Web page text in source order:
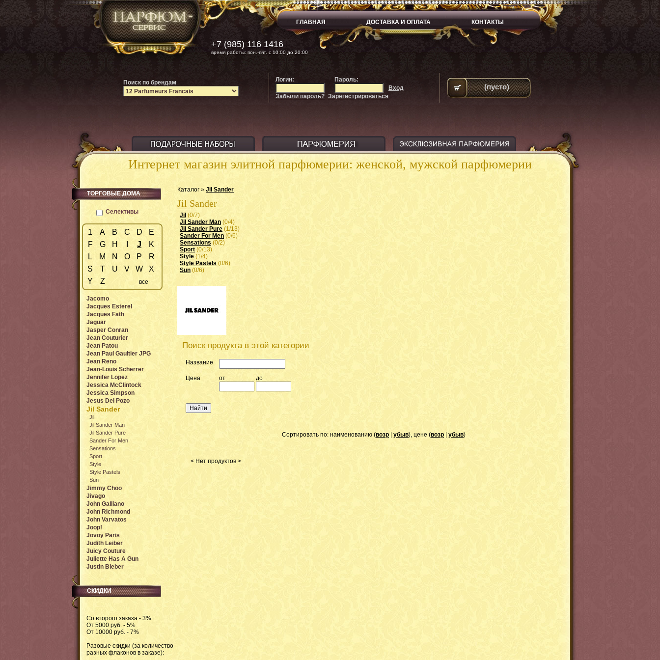
Интернет магазин элитной парфюмерии: женской, мужской парфюмерии
Каталог » Jil Sander
Jil Sander
Jil (0/7)
Jil Sander Man (0/4)
Jil Sander Pure (1/13)
Sander For Men (0/6)
Sensations (0/2)
Sport (0/13)
Style (1/4)
Style Pastels (0/6)
Sun (0/6)
Поиск продукта в этой категории
Название
Цена от до
Сортировать по: наименованию (возр убыв), цене (возр убыв)
< Нет продуктов >
ТОРГОВЫЕ ДОМА
Селективы
1 A B C D
E
F
G H J
K
L
M N O P
R
S
T U V W
X
Y
Z все
Jacomo
Jacques Esterel
Jacques Fath
Jaguar
Jasper Conran
Jean Couturier
Jean Patou
Jean Paul Gaultier JPG
Jean Reno
Jean-Louis Scherrer
Jennifer Lopez
Jessica McClintock
Jessica Simpson
Jesus Del Pozo
Jil Sander
Jil
Jil Sander Man
Jil Sander Pure
Sander For Men
Sensations
Sport
Style
Style Pastels
Sun
Jimmy Choo
Jivago
John Galliano
John Richmond
John Varvatos
Joop!
Jovoy Paris
Judith Leiber
Juicy Couture
Juliette Has A Gun
Justin Bieber
СКИДКИ
Со второго заказа - 3%
От 5000 руб. - 5%
От 10000 руб. - 7%
Разовые скидки (за количество
разных флаконов в заказе):
ГЛАВНАЯ ДОСТАВКА И ОПЛАТА КОНТАКТЫ
+7 (985) 116 1416
время работы: пон.-пят. с 10:00 до 20:00
Поиск по брендам Логин:
Пароль:
Вход
Забыли пароль? Зарегистрироваться
(пусто)